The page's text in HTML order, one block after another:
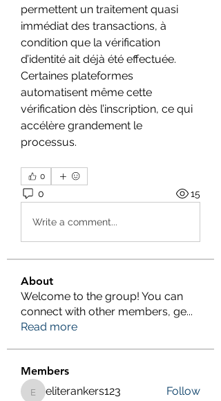
permettent un traitement quasi
immédiat des transactions, à
condition que la vérification
d’identité ait déjà été effectuée.
Certaines plateformes
automatisent même cette
vérification dès l’inscription, ce qui
accélère grandement le
processus.
0
0 15
Write a comment...
About
Welcome to the group! You can
connect with other members, ge...
Read more
Members
eliterankers123
eliterankers123 Follow